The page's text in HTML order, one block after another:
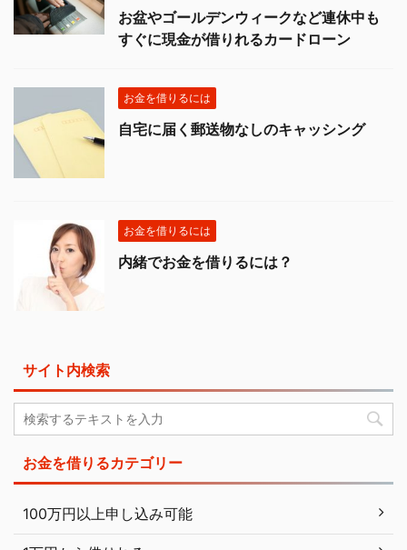
お盆やゴールデンウィークなど連休中も
すぐに現金が借りれるカードローン
お金を借りるには
自宅に届く郵送物なしのキャッシング
お金を借りるには
内緒でお金を借りるには？
サイト内検索
お金を借りるカテゴリー
100万円以上申し込み可能